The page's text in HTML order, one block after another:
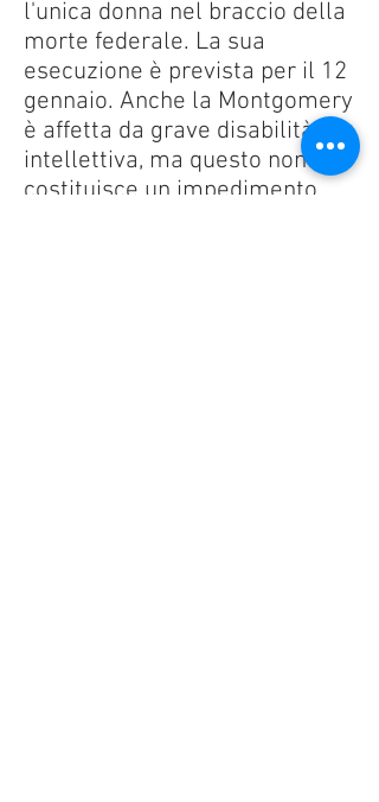
l'unica donna nel braccio della
morte federale. La sua
esecuzione è prevista per il 12
gennaio. Anche la Montgomery
è affetta da grave disabilità
intellettiva, ma questo non
costituisce un impedimento